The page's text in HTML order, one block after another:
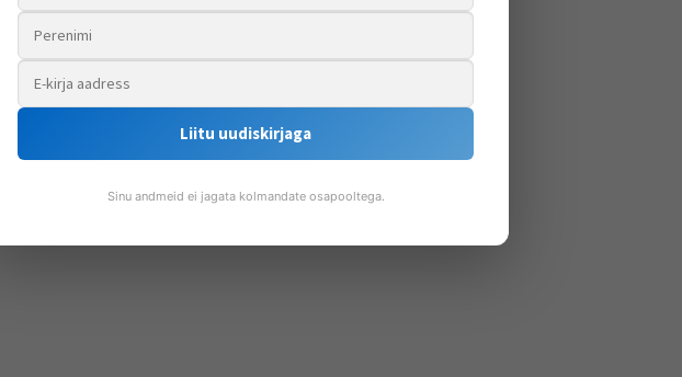
Liitu uudiskirjaga
Sinu andmeid ei jagata kolmandate osapooltega.